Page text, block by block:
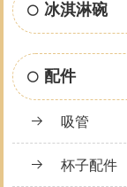
冰淇淋碗
配件
吸管
杯子配件